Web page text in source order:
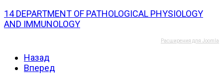
14 DEPARTMENT OF PATHOLOGICAL PHYSIOLOGY
AND IMMUNOLOGY
Расширения для Joomla
Назад
Вперед